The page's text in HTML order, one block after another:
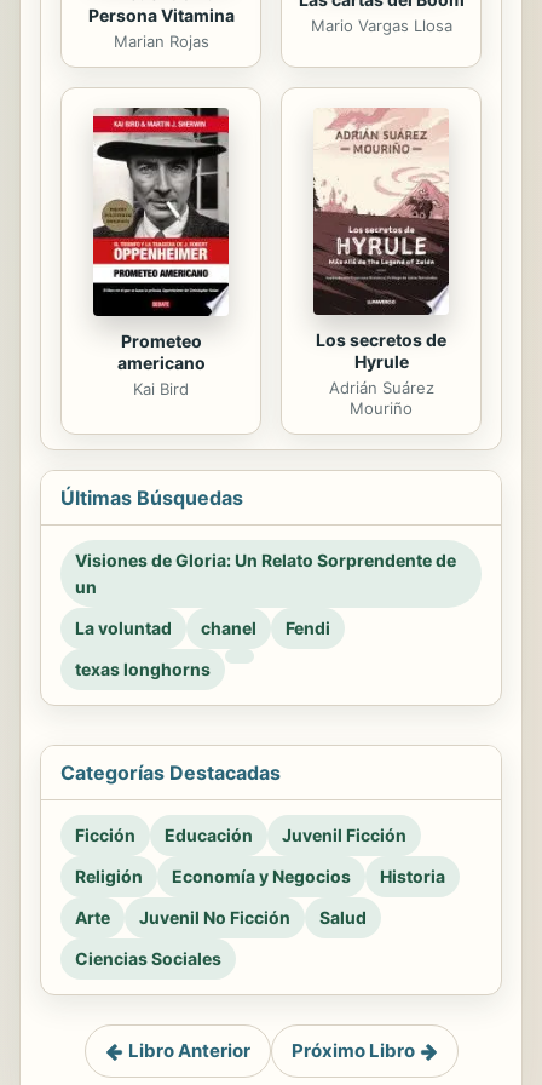
Persona Vitamina
Marian Rojas
Mario Vargas Llosa
Prometeo
americano
Kai Bird
Los secretos de
Hyrule
Adrián Suárez
Mouriño
Últimas Búsquedas
Visiones de Gloria: Un Relato Sorprendente de
un
La voluntad
chanel
Fendi
texas longhorns
Categorías Destacadas
Ficción Educación
Juvenil Ficción
Religión
Economía y Negocios
Historia
Arte
Juvenil No Ficción
Salud
Ciencias Sociales
Libro Anterior Próximo Libro